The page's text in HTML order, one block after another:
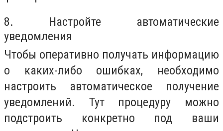
8. Настройте автоматические
уведомления
Чтобы оперативно получать информацию
о каких-либо ошибках, необходимо
настроить автоматическое получение
уведомлений. Тут процедуру можно
подстроить конкретно под ваши